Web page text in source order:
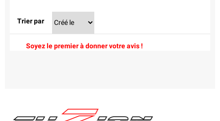
Trier par
Soyez le premier à donner votre avis !